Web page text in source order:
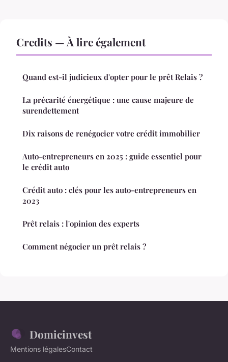
Credits — À lire également
Quand est-il judicieux d'opter pour le prêt Relais ?
La précarité énergétique : une cause majeure de
surendettement
Dix raisons de renégocier votre crédit immobilier
Auto-entrepreneurs en 2025 : guide essentiel pour
le crédit auto
Crédit auto : clés pour les auto-entrepreneurs en
2023
Prêt relais : l'opinion des experts
Comment négocier un prêt relais ?
Domicinvest
Mentions légalesContact